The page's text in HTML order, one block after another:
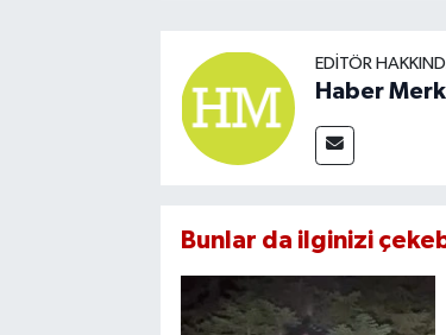
EDITÖR
Haber
Bunlar da ilginizi